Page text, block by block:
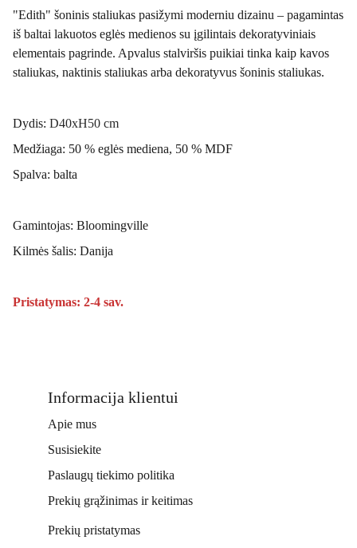
"Edith" šoninis staliukas pasižymi moderniu dizainu – pagamintas
iš baltai lakuotos eglės medienos su įgilintais dekoratyviniais
elementais pagrinde. Apvalus stalviršis puikiai tinka kaip kavos
staliukas, naktinis staliukas arba dekoratyvus šoninis staliukas.
Dydis: D40xH50 cm
Medžiaga: 50 % eglės mediena, 50 % MDF
Spalva: balta
Gamintojas: Bloomingville
Kilmės šalis: Danija
Pristatymas: 2-4 sav.
Apie mus
Prekių grąžinimas ir keitimas
Paslaugų tiekimo politika
Informacija klientui
Susisiekite
Prekių pristatymas